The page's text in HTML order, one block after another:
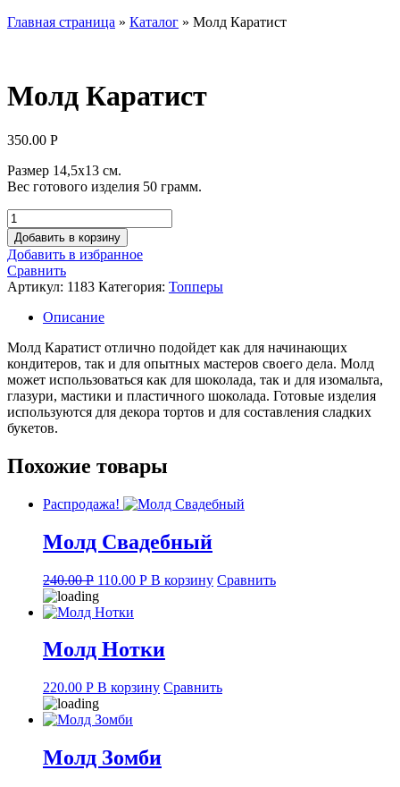
Главная страница » Каталог » Молд Каратист
Молд Каратист
350.00 Р
Размер 14,5х13 см.
Вес готового изделия 50 грамм.
Количество
товара
Молд
Каратист
Добавить в корзину
Добавить в избранное
Сравнить
Артикул: 1183 Категория: Топперы
Описание
Молд Каратист отлично подойдет как для начинающих
кондитеров, так и для опытных мастеров своего дела. Молд
может использоваться как для шоколада, так и для изомальта,
глазури, мастики и пластичного шоколада. Готовые изделия
используются для декора тортов и для составления сладких
букетов.
Похожие товары
Распродажа!
Молд Свадебный
240.00Р Original
price
was:
110.00 РCurrent
В корзину Сравнить
Молд Нотки
220.00 Р В корзину Сравнить
Молд Зомби